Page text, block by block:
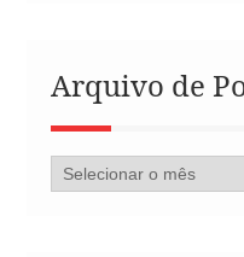
Arquivo de
Arquivo
de